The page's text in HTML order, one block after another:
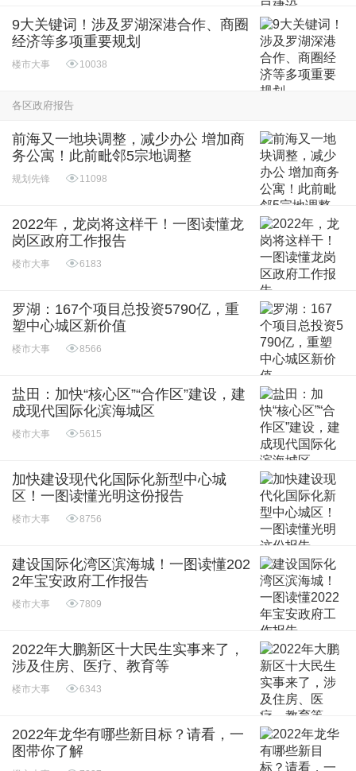
9大关键词！涉及罗湖深港合作、商圈
经济等多项重要规划
楼市大事 10038
各区政府报告
前海又一地块调整，减少办公 增加商
务公寓！此前毗邻5宗地调整
规划先锋 11098
2022年，龙岗将这样干！一图读懂龙
岗区政府工作报告
楼市大事 6183
罗湖：167个项目总投资5790亿，重
塑中心城区新价值
楼市大事 8566
盐田：加快“核心区”“合作区”建设，建
成现代国际化滨海城区
楼市大事 5615
加快建设现代化国际化新型中心城
区！一图读懂光明这份报告
楼市大事 8756
建设国际化湾区滨海城！一图读懂202
2年宝安政府工作报告
楼市大事 7809
2022年大鹏新区十大民生实事来了，
涉及住房、医疗、教育等
楼市大事 6343
2022年龙华有哪些新目标？请看，一
图带你了解